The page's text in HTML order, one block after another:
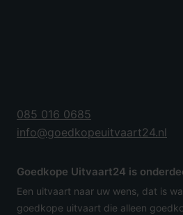
085 016 0685
info@goedkopeuitvaart24.nl
Goedkope Uitvaart24 is
Een uitvaart naar uw wens, dat is
goedkope uitvaart die alleen